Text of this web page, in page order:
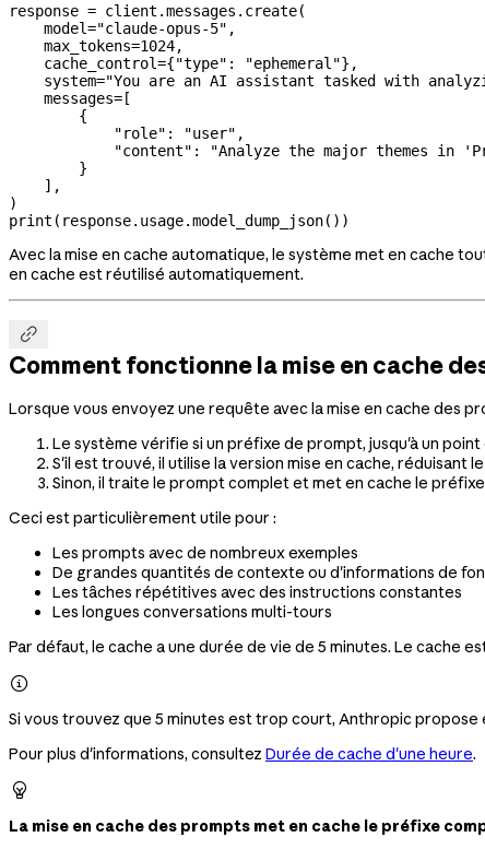
response = client.messages.create(
    model
="claude-opus-5" ,
    max_tokens
=1024,
    cache_control
={"type" : "ephemeral"},
    system
="You are an AI assistant tasked with
    messages
= [
        {
            "role"
: "user" ,
            "content"
: "Analyze the major themes in
        }
    ],
)
print (response.usage.model_dump_json())
Avec la mise en cache automatique, le système met en cache
en cache est réutilisé automatiquement.

Comment fonctionne la mise en cache
Lorsque vous envoyez une requête avec la mise en cache des
Le système vérifie si un préfixe de prompt, jusqu'à un
S'il est trouvé, il utilise la version mise en cache, réduisant
Sinon, il traite le prompt complet et met en cache le
Ceci est particulièrement utile pour :
Les prompts avec de nombreux exemples
De grandes quantités de contexte ou d'informations de
Les tâches répétitives avec des instructions constantes
Les longues conversations multi-tours
Par défaut, le cache a une durée de vie de 5 minutes. Le cache

Si vous trouvez que 5 minutes est trop court, Anthropic
Pour plus d'informations, consultez Durée de cache d'une heure.

La mise en cache des prompts met en cache le préfixe